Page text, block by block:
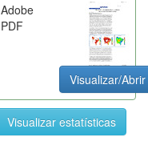
Adobe
PDF
Visualizar/Abrir
Visualizar estatísticas